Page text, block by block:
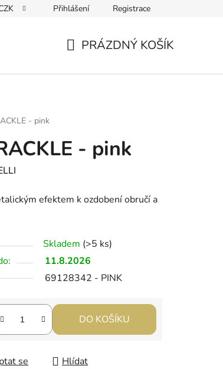
Přihlášení Registrace
PRÁZDNÝ KOŠÍK
- pink
- pink
efektem k ozdobení obručí a
Skladem (>5 ks)
11.8.2026
69128342 - PINK
DO KOŠÍKU
se
Hlídat